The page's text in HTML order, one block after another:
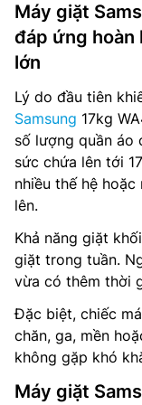
Máy giặt
đáp ứng hoàn
lớn
Lý do đầu tiên
Samsung 17kg
số lượng quần áo
sức chứa lên tới
nhiều thế hệ
lên.
Khả năng giặt
giặt trong tuần.
vừa có thêm thời
Đặc biệt, chiếc
chăn, ga, mền
không gặp khó
Máy giặt